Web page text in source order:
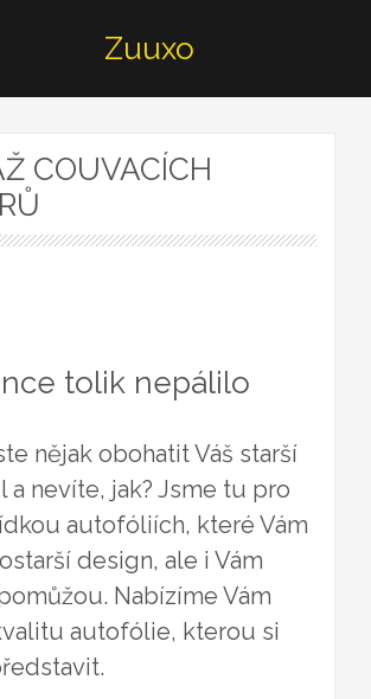
Zuuxo
COUVACÍCH
tolik nepálilo
nějak obohatit Váš starší
a nevíte, jak? Jsme tu pro
autofóliích, které Vám
design, ale i Vám
Nabízíme Vám
autofólie, kterou si